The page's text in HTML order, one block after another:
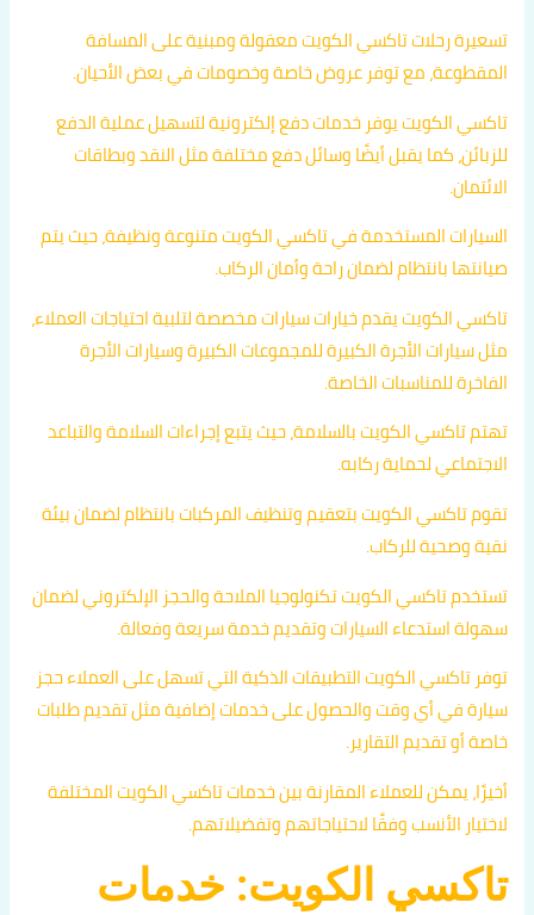
تسعيرة رحلات تاكسي الكويت معقولة ومبنية على المسافة
المقطوعة، مع توفر عروض خاصة وخصومات في بعض الأحيان.
تاكسي الكويت يوفر خدمات دفع إلكترونية لتسهيل عملية الدفع
للزبائن، كما يقبل أيضًا وسائل دفع مختلفة مثل النقد وبطاقات
الائتمان.
السيارات المستخدمة في تاكسي الكويت متنوعة ونظيفة، حيث يتم
صيانتها بانتظام لضمان راحة وأمان الركاب.
تاكسي الكويت يقدم خيارات سيارات مخصصة لتلبية احتياجات العملاء،
مثل سيارات الأجرة الكبيرة للمجموعات الكبيرة وسيارات الأجرة
الفاخرة للمناسبات الخاصة.
تهتم تاكسي الكويت بالسلامة، حيث يتبع إجراءات السلامة والتباعد
الاجتماعي لحماية ركابه.
تقوم تاكسي الكويت بتعقيم وتنظيف المركبات بانتظام لضمان بيئة
نقية وصحية للركاب.
تستخدم تاكسي الكويت تكنولوجيا الملاحة والحجز الإلكتروني لضمان
سهولة استدعاء السيارات وتقديم خدمة سريعة وفعالة.
توفر تاكسي الكويت التطبيقات الذكية التي تسهل على العملاء حجز
سيارة في أي وقت والحصول على خدمات إضافية مثل تقديم طلبات
خاصة أو تقديم التقارير.
أخيرًا، يمكن للعملاء المقارنة بين خدمات تاكسي الكويت المختلفة
لاختيار الأنسب وفقًا لاحتياجاتهم وتفضيلاتهم.
تاكسي الكويت: خدمات